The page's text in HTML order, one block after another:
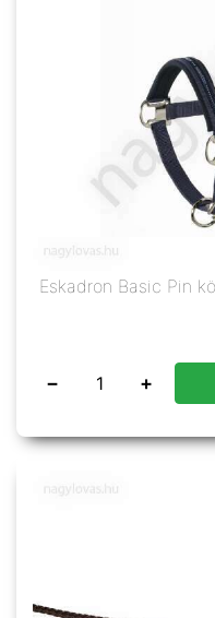
Eskadron Basic Pin
− +